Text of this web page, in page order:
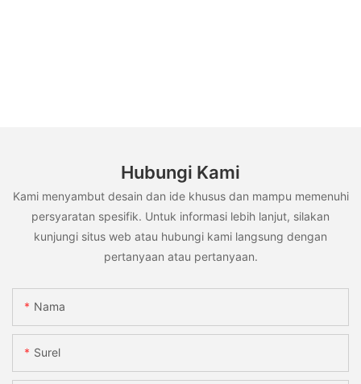
Hubungi Kami
Kami menyambut desain dan ide khusus dan mampu memenuhi
persyaratan spesifik. Untuk informasi lebih lanjut, silakan
kunjungi situs web atau hubungi kami langsung dengan
pertanyaan atau pertanyaan.
Nama
Surel